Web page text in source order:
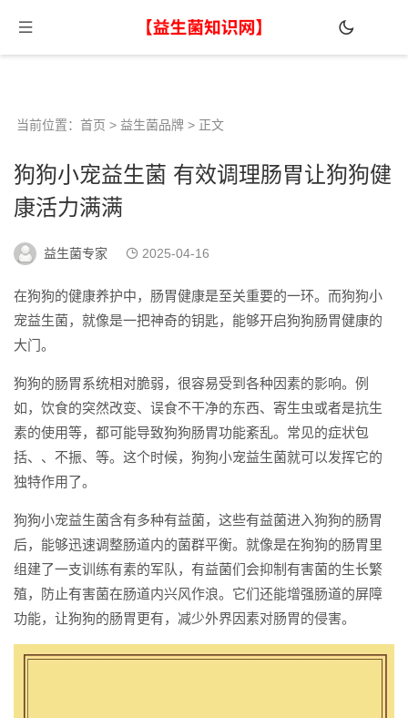
当前位置： 首页 > 益生菌品牌 > 正文
狗狗小宠益生菌 有效调理肠胃让狗狗健
康活力满满
益生菌专家 2025-04-16
在狗狗的健康养护中，肠胃健康是至关重要的一环。而狗狗小
宠益生菌，就像是一把神奇的钥匙，能够开启狗狗肠胃健康的
大门。
狗狗的肠胃系统相对脆弱，很容易受到各种因素的影响。例
如，饮食的突然改变、误食不干净的东西、寄生虫或者是抗生
素的使用等，都可能导致狗狗肠胃功能紊乱。常见的症状包
括、、不振、等。这个时候，狗狗小宠益生菌就可以发挥它的
独特作用了。
狗狗小宠益生菌含有多种有益菌，这些有益菌进入狗狗的肠胃
后，能够迅速调整肠道内的菌群平衡。就像是在狗狗的肠胃里
组建了一支训练有素的军队，有益菌们会抑制有害菌的生长繁
殖，防止有害菌在肠道内兴风作浪。它们还能增强肠道的屏障
功能，让狗狗的肠胃更有，减少外界因素对肠胃的侵害。